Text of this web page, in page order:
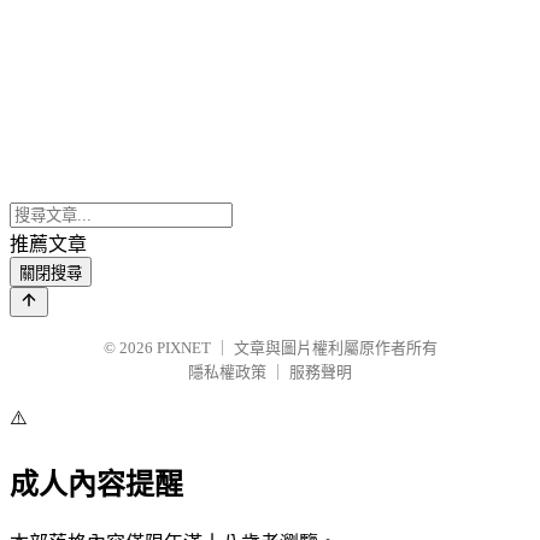
推薦文章
關閉搜尋
© 2026 PIXNET
文章與圖片權利屬原作者所有
隱私權政策
服務聲明
⚠️
成人內容提醒